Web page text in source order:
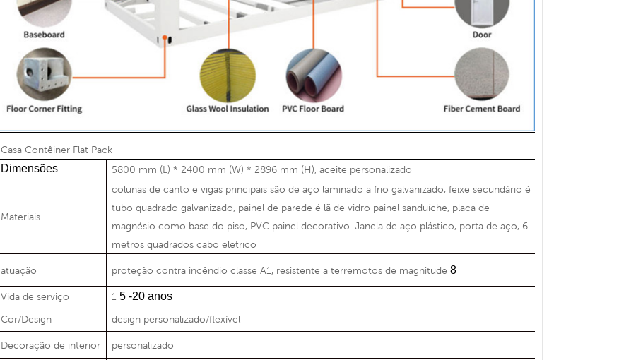
Casa Contêiner Flat Pack
Dimensões 5800 mm (L) * 2400 mm (W) * 2896 mm (H), aceite personalizado
Materiais
colunas de canto e vigas principais são de aço laminado a frio galvanizado, feixe secundário é
tubo quadrado galvanizado, painel de parede é lã de vidro painel sanduíche, placa de
magnésio como base do piso, PVC painel decorativo. Janela de aço plástico, porta de aço, 6
metros quadrados cabo eletrico
atuação proteção contra incêndio classe A1, resistente a terremotos de magnitude 8
Vida de serviço 1 5 -20 anos
Cor/Design design personalizado/flexível
Decoração de interior personalizado